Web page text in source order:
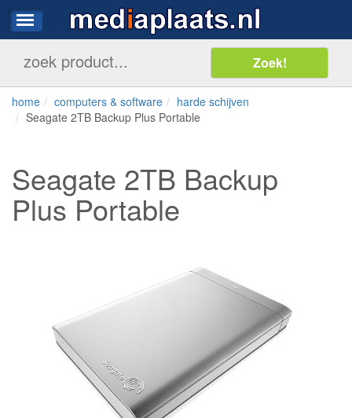
home computers & software
harde schijven
Seagate 2TB Backup Plus Portable
Seagate 2TB Backup
Plus Portable